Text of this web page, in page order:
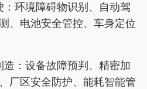
环境障碍物识别、自动驾
、电池安全管控、车身定位
：设备故障预判、精密加
厂区安全防护、能耗智能管